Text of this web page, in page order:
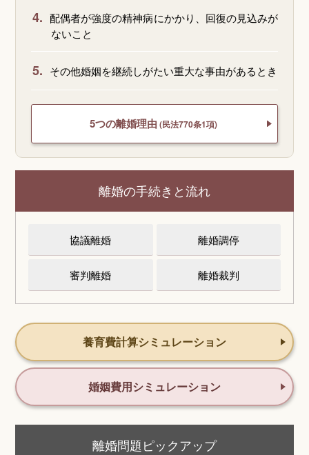
4. 配偶者が強度の精神病にかかり、回復の見込みが
ないこと
5. その他婚姻を継続しがたい重大な事由があるとき
5つの離婚理由 (民法770条1項)
離婚の手続きと流れ
協議離婚 離婚調停
審判離婚 離婚裁判
養育費計算シミュレーション
婚姻費用シミュレーション
離婚問題ピックアップ